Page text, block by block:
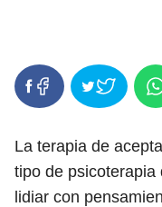
La terapia de
tipo de psicoterapia
lidiar con